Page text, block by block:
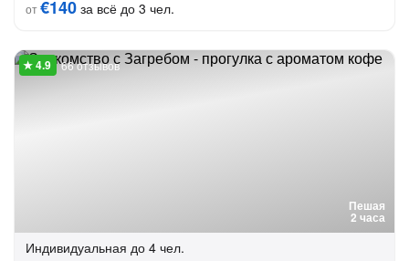
от€140 за всё до 3 чел.
Пешая
2 часа
66 отзывов
Индивидуальная до 4 чел.